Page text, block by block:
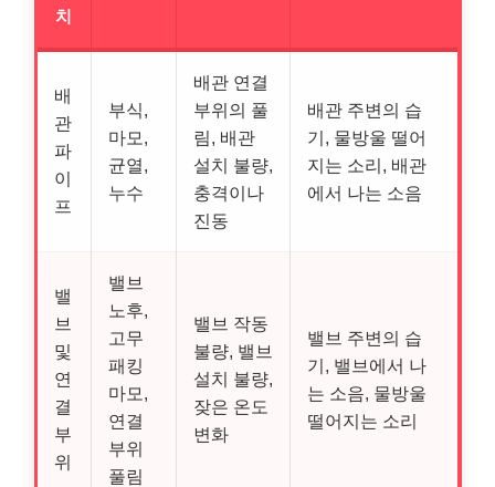
치
배
관
파
이
프
부식,
마모,
균열,
누수
배관 연결
부위의 풀
림, 배관
설치 불량,
충격이나
진동
배관 주변의 습
기, 물방울 떨어
지는 소리, 배관
에서 나는 소음
밸
브
및
연
결
부
위
밸브
노후,
고무
패킹
마모,
연결
부위
풀림
밸브 작동
불량, 밸브
설치 불량,
잦은 온도
변화
밸브 주변의 습
기, 밸브에서 나
는 소음, 물방울
떨어지는 소리